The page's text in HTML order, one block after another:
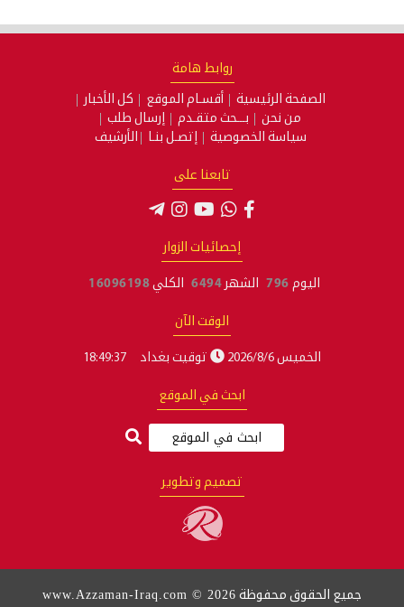
روابط هامة
الصفحة الرئيسية أقسـام الموقع
كل الأخبار
من نحن
بـــحث متقـدم
إرسال طلب
سياسة الخصوصية
إتصـل بنـا الأرشيف
تابعنا على
إحصائيات الزوار
اليوم 796 الشهر 6494 الكلي 16096198
الوقت الآن
الخميس 2026/8/6 توقيت بغداد 18:49:38
ابحث في الموقع
تصميم وتطوير
جميع الحقوق محفوظة www.Azzaman-Iraq.com © 2026